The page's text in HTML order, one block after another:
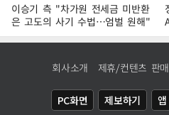
이승기 측 "차가원 전세금 미반환
은 고도의 사기 수법…엄벌 원해"
회사소개 제휴/컨텐츠 판매
PC화면 제보하기